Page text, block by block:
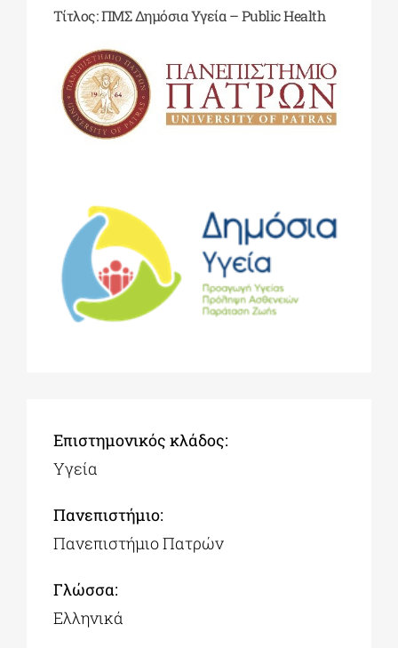
ΔΙΔΑΚΤΟΡΙΚΑ
ΕΚΠΑΙΔΕΥΤΙΚΑ ΙΔΡΥΜΑΤΑ
ΧΩΡΟΙ ΤΕΧΝΗΣ
Τίτλος: ΠΜΣ Δημόσια Υγεία – Public Health
Επιστημονικός κλάδος:
Υγεία
Πανεπιστήμιο:
Πανεπιστήμιο Πατρών
Γλώσσα:
Ελληνικά